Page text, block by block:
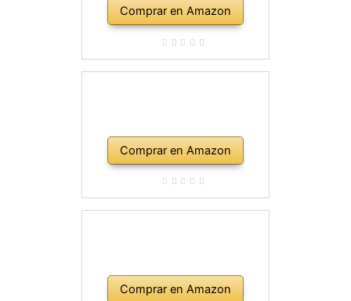
Comprar en Amazon
Comprar en Amazon
Comprar en Amazon